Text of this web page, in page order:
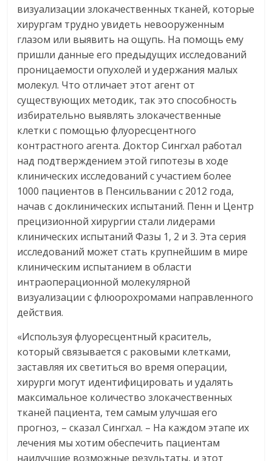
визуализации злокачественных тканей, которые
хирургам трудно увидеть невооруженным
глазом или выявить на ощупь. На помощь ему
пришли данные его предыдущих исследований
проницаемости опухолей и удержания малых
молекул. Что отличает этот агент от
существующих методик, так это способность
избирательно выявлять злокачественные
клетки с помощью флуоресцентного
контрастного агента. Доктор Сингхал работал
над подтверждением этой гипотезы в ходе
клинических исследований с участием более
1000 пациентов в Пенсильвании с 2012 года,
начав с доклинических испытаний. Пенн и Центр
прецизионной хирургии стали лидерами
клинических испытаний Фазы 1, 2 и 3. Эта серия
исследований может стать крупнейшим в мире
клиническим испытанием в области
интраоперационной молекулярной
визуализации с флюорохромами направленного
действия.
«Используя флуоресцентный краситель,
который связывается с раковыми клетками,
заставляя их светиться во время операции,
хирурги могут идентифицировать и удалять
максимальное количество злокачественных
тканей пациента, тем самым улучшая его
прогноз, – сказал Сингхал. – На каждом этапе их
лечения мы хотим обеспечить пациентам
наилучшие возможные результаты, и этот